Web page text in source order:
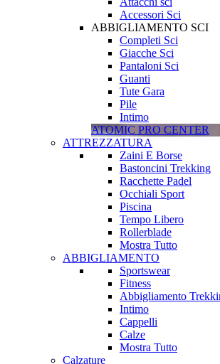
Accessori Sci
ABBIGLIAMENTO SCI
Completi Sci
Giacche Sci
Pantaloni Sci
Guanti
Tute Gara
Pile
Intimo
ATOMIC PRO CENTER
ATTREZZATURA
Zaini E Borse
Bastoncini Trekking
Racchette Padel
Occhiali Sport
Piscina
Tempo Libero
Rollerblade
Mostra Tutto
ABBIGLIAMENTO
Sportswear
Fitness
Abbigliamento
Intimo
Cappelli
Calze
Mostra Tutto
Calzature